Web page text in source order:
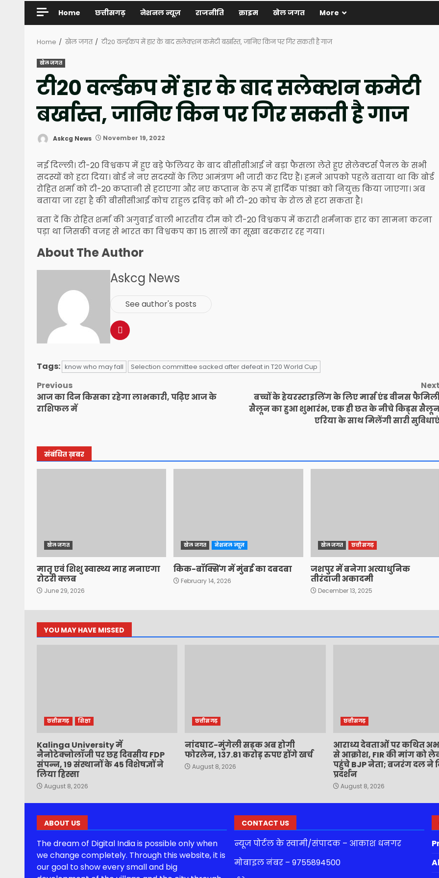
Home छत्तीसगढ़ नेशनल न्यूज़ राजनीति क्राइम खेल जगत More
Home खेल जगत टी20 वर्ल्डकप में हार के बाद सलेक्शन कमेटी बर्खास्त, जानिए किन पर गिर सकती है गाज
खेल जगत
टी20 वर्ल्डकप में हार के बाद सलेक्शन कमेटी
बर्खास्त, जानिए किन पर गिर सकती है गाज
Askcg News November 19, 2022
नई दिल्ली। टी-20 विश्वकप में हुए बड़े फेलियर के बाद बीसीसीआई ने बड़ा फैसला लेते हुए सेलेक्टर्स पैनल के सभी
सदस्यों को हटा दिया। बोर्ड ने नए सदस्यों के लिए आमंत्रण भी जारी कर दिए हैं। हमने आपको पहले बताया था कि बोर्ड
रोहित शर्मा को टी-20 कप्तानी से हटाएगा और नए कप्तान के रूप में हार्दिक पांड्या को नियुक्त किया जाएगा। अब
बताया जा रहा है की बीसीसीआई कोच राहुल द्रविड़ को भी टी-20 कोच के रोल से हटा सकता है।
बता दें कि रोहित शर्मा की अगुवाई वाली भारतीय टीम को टी-20 विश्वकप में करारी शर्मनाक हार का सामना करना
पड़ा था जिसकी वजह से भारत का विश्वकप का 15 सालों का सूखा बरकरार रह गया।
About The Author
Askcg News
See author's posts
Tags: know who may fall Selection committee sacked after defeat in T20 World Cup
Post
navigation
Previous
आज का दिन किसका रहेगा लाभकारी, पढ़िए आज के
राशिफल में
Next
बच्चों के हेयरस्टाइलिंग के लिए मार्स एंड वीनस
सैलून का हुआ शुभारंभ, एक ही छत के नीचे किड्स
एरिया के साथ मिलेंगी सारी
संबंधित ख़बर
खेल जगत
मातृ एवं शिशु स्वास्थ्य माह मनाएगा
रोटरी क्लब
June 29, 2026
खेल जगत नेशनल न्यूज़
किक-बॉक्सिंग में मुंबई का दबदबा
February 14, 2026
खेल जगत छत्तीसगढ़
जशपुर में बनेगा अत्याधुनिक
तीरंदाजी अकादमी
December 13, 2025
YOU MAY HAVE MISSED
छत्तीसगढ़ शिक्षा
Kalinga University में
नैनोटेक्नोलॉजी पर छह दिवसीय FDP
संपन्न, 19 संस्थानों के 45 विशेषज्ञों ने
लिया हिस्सा
August 8, 2026
छत्तीसगढ़
नांदघाट-मुंगेली सड़क अब होगी
फोरलेन, 137.81 करोड़ रुपए होंगे खर्च
August 8, 2026
छत्तीसगढ़
आराध्य देवताओं पर कथित
से आक्रोश, FIR की मांग को
पहुंचे BJP नेता; बजरंग दल ने
प्रदर्शन
August 8, 2026
ABOUT US
The dream of Digital India is possible only when
we change completely. Through this website, it is
our goal to show every small and big
CONTACT US
न्यूज पोर्टल के स्वामी/संपादक – आकाश धनगर
मोबाइल नंबर – 9755894500